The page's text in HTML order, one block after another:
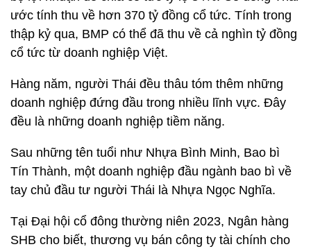
ước tính thu về hơn 370 tỷ đồng cổ tức. Tính trong
thập kỷ qua, BMP có thể đã thu về cả nghìn tỷ đồng
cổ tức từ doanh nghiệp Việt.
Hàng năm, người Thái đều thâu tóm thêm những
doanh nghiệp đứng đầu trong nhiều lĩnh vực. Đây
đều là những doanh nghiệp tiềm năng.
Sau những tên tuổi như Nhựa Bình Minh, Bao bì
Tín Thành, một doanh nghiệp đầu ngành bao bì về
tay chủ đầu tư người Thái là Nhựa Ngọc Nghĩa.
Tại Đại hội cổ đông thường niên 2023, Ngân hàng
SHB cho biết, thương vụ bán công ty tài chính cho